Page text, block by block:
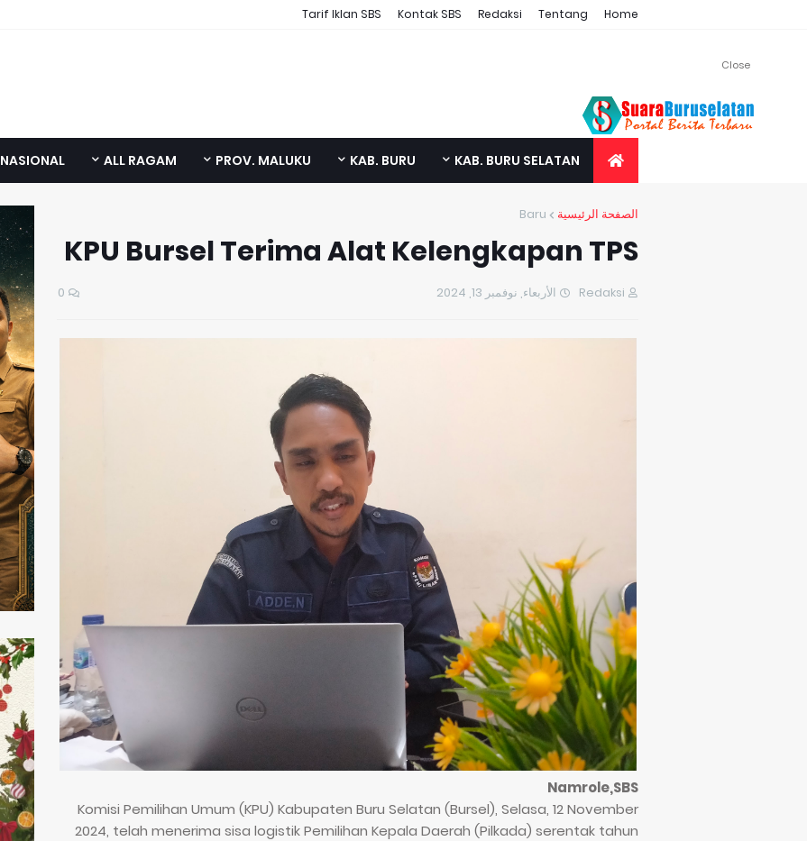
Close
Home
Tentang
Redaksi
Kontak SBS
Tarif Iklan SBS
KAB. BURU SELATAN
KAB. BURU
PROV. MALUKU
ALL RAGAM
NASIONAL
الصفحة الرئيسية Baru
KPU Bursel Terima Alat Kelengkapan TPS
Redaksi الأربعاء, نوفمبر 13, 2024 0
Namrole,SBS
Komisi Pemilihan Umum (KPU) Kabupaten Buru Selatan (Bursel), Selasa, 12 November
2024, telah menerima sisa logistik Pemilihan Kepala Daerah (Pilkada) serentak tahun